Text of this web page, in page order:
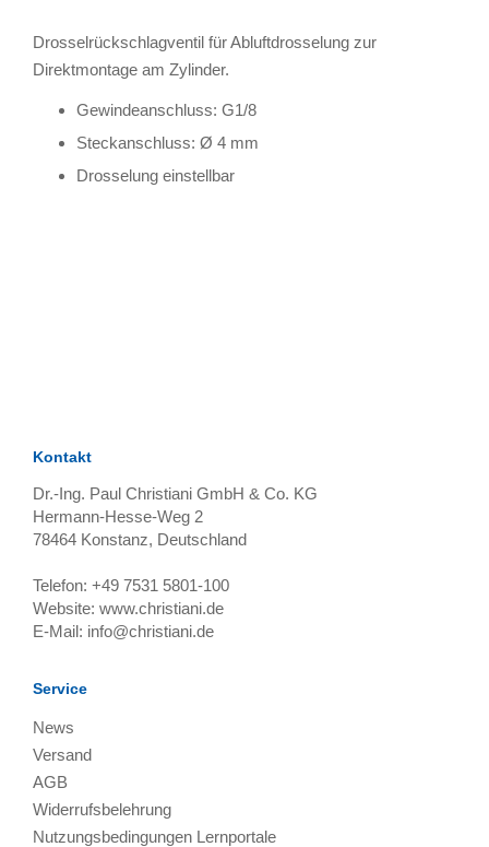
Drosselrückschlagventil für Abluftdrosselung zur
Direktmontage am Zylinder.
Gewindeanschluss: G1/8
Steckanschluss: Ø 4 mm
Drosselung einstellbar
Kontakt
Dr.-Ing. Paul Christiani GmbH & Co. KG
Hermann-Hesse-Weg 2
78464 Konstanz, Deutschland
Telefon: +49 7531 5801-100
Website: www.christiani.de
E-Mail: info@christiani.de
Service
News
Versand
AGB
Widerrufsbelehrung
Nutzungsbedingungen Lernportale